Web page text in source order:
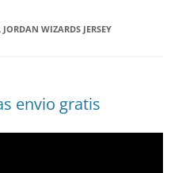
WIZARDS JERSEY
envio gratis